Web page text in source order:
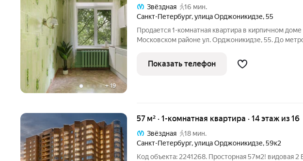
+ 19
Звёздная
16 мин.
Санкт-Петербург,улица Орджоникидзе,55
Продается 1-комнатная квартира в кирпичном
Московском районе ул. Орджоникидзе, 55. До метро Звездная 15
окружен зеленью Современный лифт, чистый
соседи ЖСК,
Показать телефон
57 м² · 1-комнатная квартира · 14 этаж из 16
Звёздная
18 мин.
Санкт-Петербург,улица Орджоникидзе,59к2
Код объекта: 2241268. Просторная 57м2! видовая 2